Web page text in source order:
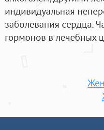
индивидуальная
заболевания сердца.
гормонов в лечебных